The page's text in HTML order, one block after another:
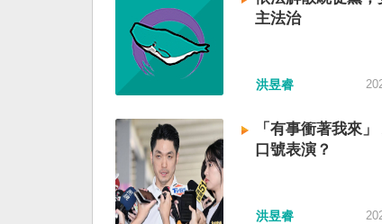
主法治
洪昱睿
「有事衝著我來
口號表演？
洪昱睿